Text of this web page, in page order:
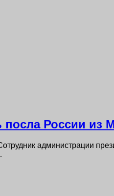
России из
администрации